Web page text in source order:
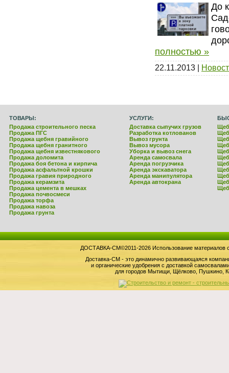
До
полностью »
22.11.2013 |
ТОВАРЫ: УСЛУГИ:
Продажа строительного песка
Продажа ПГС
Продажа щебня гравийного
Продажа щебня гранитного
Продажа щебня известнякового
Продажа доломита
Продажа боя бетона и кирпича
Продажа асфальтной крошки
Продажа гравия природного
Продажа керамзита
Продажа цемента в мешках
Доставка сыпучих грузов
Разработка котлованов
Вывоз грунта
Вывоз мусора
Уборка и вывоз снега
Аренда самосвала
Аренда погрузчика
Аренда экскаватора
Аренда манипулятора
Аренда автокрана
Продажа почвосмеси
Продажа торфа
Продажа навоза
Продажа грунта
ДОСТАВКА-СМ©2011-2026 Использование материалов
Доставка-СМ - это динамично развивающаяся
и органические удобрения с доставкой
для городов Мытищи, Щёлково, Пушкино,